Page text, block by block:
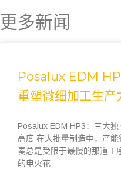
更多新闻
Posalux EDM
重塑微细加工生产
Posalux EDM HP3：三大
高度 在大批量制造中，产
奏总是受限于最慢的那道工
的电火花